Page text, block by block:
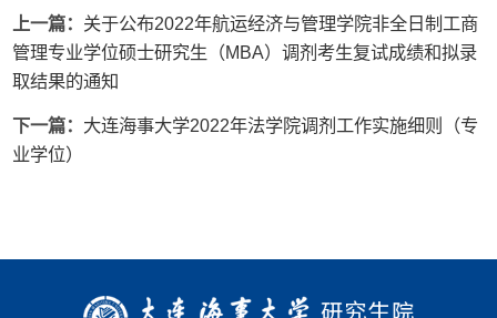
上一篇： 关于公布2022年航运经济与管理学院非全日制工商
管理专业学位硕士研究生（MBA）调剂考生复试成绩和拟录
取结果的通知
下一篇： 大连海事大学2022年法学院调剂工作实施细则（专
业学位）